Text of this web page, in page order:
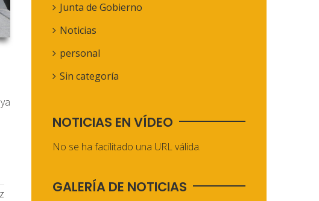
Junta de Gobierno
Noticias
personal
Sin categoría
NOTICIAS EN VÍDEO
No se ha facilitado una URL válida.
GALERÍA DE NOTICIAS